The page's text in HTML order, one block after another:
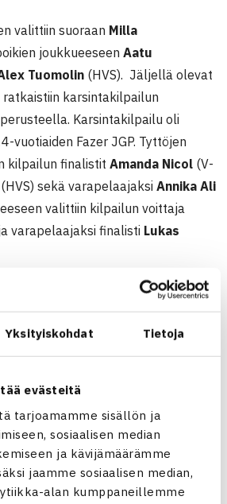
Yksityiskohdat Tietoja
evästeitä
tarjoamamme sisällön ja
sosiaalisen median
ja kävijämäärämme
jaamme sosiaalisen median,
alan kumppaneillemme
valittiin suoraan Milla
joukkueeseen Aatu
Tuomolin (HVS). Jäljellä olevat
karsintakilpailun
Karsintakilpailu oli
vuotiaiden Fazer JGP. Tyttöjen
kilpailun finalistit Amanda Nicol (V-
(HVS) sekä varapelaajaksi Annika Ali
valittiin kilpailun voittaja
varapelaajaksi finalisti Lukas
kilpailut 17.-23.7.2023
kaksi poikaa ja tyttöä sekä
johon valitut pelaajat osallistuvat
julkaistaan 31.5.
mukaisesti.
urheilijoita on vähemmän kuin
olevat paikat joukkueeseen